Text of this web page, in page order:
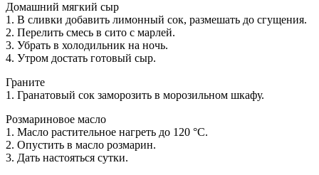
Домашний мягкий сыр
1. В сливки добавить лимонный сок, размешать до сгущения.
2. Перелить смесь в сито с марлей.
3. Убрать в холодильник на ночь.
4. Утром достать готовый сыр.
Граните
1. Гранатовый сок заморозить в морозильном шкафу.
Розмариновое масло
1. Масло растительное нагреть до 120 °С.
2. Опустить в масло розмарин.
3. Дать настояться сутки.